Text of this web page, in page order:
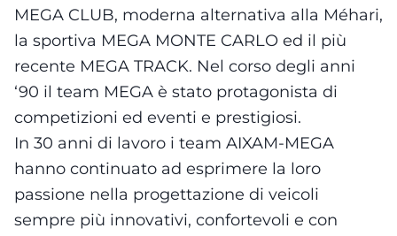
MEGA CLUB, moderna alternativa alla Méhari,
la sportiva MEGA MONTE CARLO ed il più
recente MEGA TRACK. Nel corso degli anni
‘90 il team MEGA è stato protagonista di
competizioni ed eventi e prestigiosi.
In 30 anni di lavoro i team AIXAM-MEGA
hanno continuato ad esprimere la loro
passione nella progettazione di veicoli
sempre più innovativi, confortevoli e con